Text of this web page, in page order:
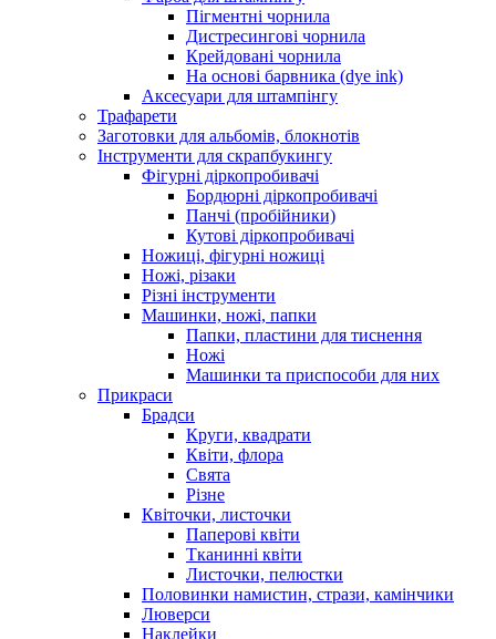
Пігментні чорнила
Дистресингові чорнила
Крейдовані чорнила
На основі барвника (dye ink)
Аксесуари для штампінгу
Трафарети
Заготовки для альбомів, блокнотів
Інструменти для скрапбукингу
Фігурні діркопробивачі
Бордюрні діркопробивачі
Панчі (пробійники)
Кутові діркопробивачі
Ножиці, фігурні ножиці
Ножі, різаки
Різні інструменти
Машинки, ножі, папки
Папки, пластини для тиснення
Ножі
Машинки та приспособи для них
Прикраси
Брадси
Круги, квадрати
Квіти, флора
Свята
Різне
Квіточки, листочки
Паперові квіти
Тканинні квіти
Листочки, пелюстки
Половинки намистин, стрази, камінчики
Люверси
Наклейки